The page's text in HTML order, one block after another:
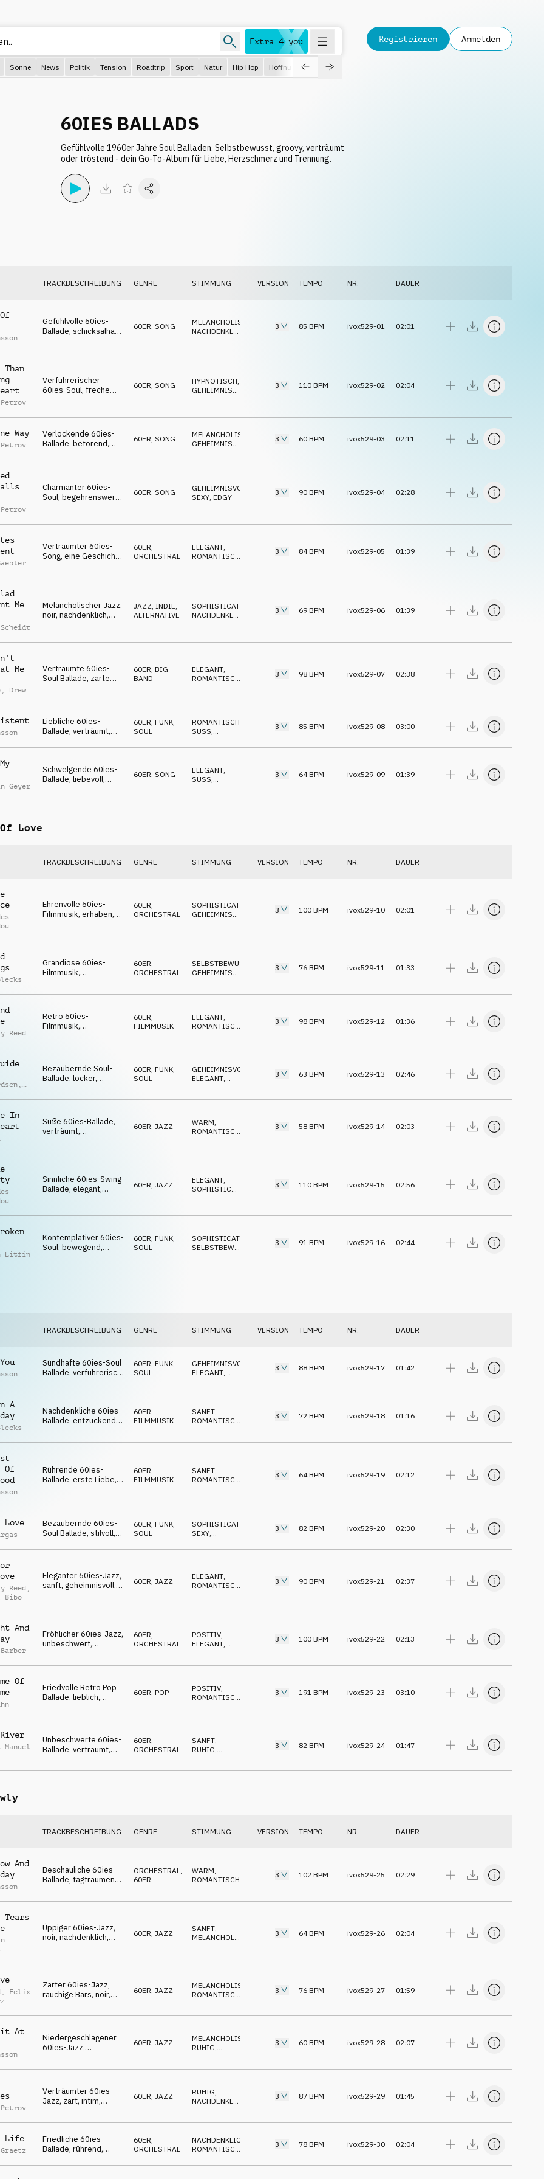
Extra 4 you
Sonne News Politik Tension Roadtrip Sport Natur Hip Hop Hoffnungsvoll Dokumentation
Registrieren Anmelden
60IES BALLADS
Gefühlvolle 1960er Jahre Soul Balladen. Selbstbewusst, groovy, verträumt
oder tröstend - dein Go-To-Album für Liebe, Herzschmerz und Trennung.
TRACKBESCHREIBUNG GENRE STIMMUNG VERSION TEMPO NR. DAUER
Gefühlvolle 60ies-
Ballade, schicksalhaft,
wehmütig,
60ER, SONG MELANCHOLISCH
NACHDENKLICH
3 85 BPM ivox529-01 02:01
Verführerischer
60ies-Soul, freche
60ER, SONG HYPNOTISCH
GEHEIMNISVOLL
3 110 BPM ivox529-02 02:04
Way
Verlockende 60ies-
Ballade, betörend,
sündhaft
60ER, SONG MELANCHOLISCH
GEHEIMNISVOLL
3 60 BPM ivox529-03 02:11
Charmanter 60ies-
Soul, begehrenswert,
elegant
60ER, SONG GEHEIMNISVOLL
SEXY EDGY 3 90 BPM ivox529-04 02:28
Verträumter 60ies-
Song, eine Geschichte
Gastronomie &
60ER
ORCHESTRAL
ELEGANT
ROMANTISCH
3 84BPM ivox529-05 01:39
Me
Melancholischer Jazz,
noir, nachdenklich,
JAZZ INDIE,
ALTERNATIVE
SOPHISTICATED
NACHDENKLICH
3 69 BPM ivox529-06 01:39
Me
, Drew
Verträumte 60ies-
Soul Ballade, zarte
60ER, BIG
BAND
ELEGANT,
ROMANTISCH
3 98 BPM ivox529-07 02:38
Liebliche 60ies-
Ballade, verträumt,
fürsorglich
60ER FUNK,
SOUL
ROMANTISCH
SÜSS
3 85 BPM ivox529-08 03:00
Geyer
Schwelgende 60ies-
Ballade, liebevoll,
sinnlich
60ER, SONG ELEGANT
SÜSS
3 64BPM ivox529-09 01:39
Love
TRACKBESCHREIBUNG GENRE STIMMUNG VERSION TEMPO NR. DAUER
Ehrenvolle 60ies-
Filmmusik, erhaben,
60ER,
ORCHESTRAL
SOPHISTICATED
GEHEIMNISVOLL
3 100 BPM ivox529-10 02:01
Grandiose 60ies-
Filmmusik,
selbstbewusst,
60ER
ORCHESTRAL
SELBSTBEWUSST
GEHEIMNISVOLL
3 76 BPM ivox529-11 01:33
Reed
Retro 60ies-
Filmmusik,
charmantes
anmutig
60ER
FILMMUSIK
ELEGANT
ROMANTISCH
3 98 BPM ivox529-12 01:36
,
Bezaubernde Soul-
Ballade, locker,
verführerisch
60ER, FUNK,
SOUL
GEHEIMNISVOLL
ELEGANT,
3 63 BPM ivox529-13 02:46
In
Süße 60ies-Ballade,
verträumt,
verwöhnend,
60ER, JAZZ WARM
ROMANTISCH
3 58 BPM ivox529-14 02:03
Sinnliche 60ies-Swing
Ballade, elegant,
Carlos Jobim
60ER JAZZ ELEGANT,
SOPHISTICATED
3 110 BPM ivox529-15 02:56
Litfin
Kontemplativer 60ies-
Soul, bewegend,
elegant
60ER FUNK,
SOUL
SOPHISTICATED
SELBSTBEWUSST
3 91 BPM ivox529-16 02:44
TRACKBESCHREIBUNG GENRE STIMMUNG VERSION TEMPO NR. DAUER
Sündhafte 60ies-Soul
Ballade, verführerisch,
zwielichtig, sanft
60ER FUNK,
SOUL
GEHEIMNISVOLL
ELEGANT
3 88 BPM ivox529-17 01:42
A
Nachdenkliche 60ies-
Ballade, entzückend,
verträumt, hinreißend
60ER
FILMMUSIK
SANFT
ROMANTISCH
3 72 BPM ivox529-18 01:16
Of
Rührende 60ies-
Ballade, erste Liebe,
60ER
FILMMUSIK
SANFT
ROMANTISCH
3 64BPM ivox529-19 02:12
Love
Bezaubernde 60ies-
Soul Ballade, stilvoll,
feurig
60ER FUNK,
SOUL
SOPHISTICATED
SEXY
3 82 BPM ivox529-20 02:30
Reed ,
Bibo
Eleganter 60ies-Jazz,
sanft, geheimnisvoll,
60ER JAZZ ELEGANT,
ROMANTISCH
3 90 BPM ivox529-21 02:37
And
Fröhlicher 60ies-Jazz,
unbeschwert,
Weihnachtsflair
60ER
ORCHESTRAL
POSITIV
ELEGANT
3 100 BPM ivox529-22 02:13
Of
Friedvolle Retro Pop
Ballade, lieblich,
frühlingshaft,
60ER, POP POSITIV
ROMANTISCH
3 191 BPM ivox529-23 03:10
Manuel
Unbeschwerte 60ies-
Ballade, verträumt,
friedlich, wohlfühlend
60ER,
ORCHESTRAL
SANFT,
RUHIG,
3 82 BPM ivox529-24 01:47
TRACKBESCHREIBUNG GENRE STIMMUNG VERSION TEMPO NR. DAUER
And
Beschauliche 60ies-
Ballade, tagträumend,
bezaubernd
ORCHESTRAL
60ER
WARM
ROMANTISCH
3 102 BPM ivox529-25 02:29
Üppiger 60ies-Jazz,
noir, nachdenklich,
60ER JAZZ SANFT,
MELANCHOLISCH
3 64BPM ivox529-26 02:04
, Felix
Zarter 60ies-Jazz,
rauchige Bars, noir,
sentimental
60ER JAZZ MELANCHOLISCH
ROMANTISCH
3 76 BPM ivox529-27 01:59
At
Niedergeschlagener
60ies-Jazz,
nachdenklich, ruhig,
60ER, JAZZ MELANCHOLISCH
RUHIG
3 60 BPM ivox529-28 02:07
Verträumter 60ies-
Jazz, zart, intim,
gefühlvoll
60ER, JAZZ RUHIG
NACHDENKLICH
3 87 BPM ivox529-29 01:45
Life
Friedliche 60ies-
Ballade, rührend,
phantasievoll
60ER
ORCHESTRAL
NACHDENKLICH
ROMANTISCH
3 78 BPM ivox529-30 02:04